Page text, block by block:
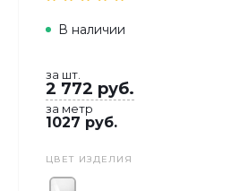
В наличии
за шт.
2 772 руб.
за метр
1027 руб.
ЦВЕТ ИЗДЕЛИЯ